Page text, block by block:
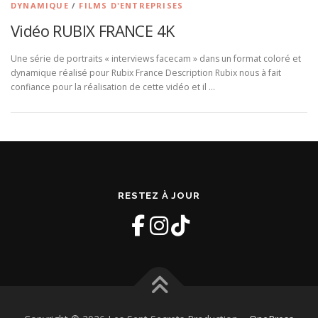
DYNAMIQUE / FILMS D'ENTREPRISES
Vidéo RUBIX FRANCE 4K
Une série de portraits « interviews facecam » dans un format coloré et
dynamique réalisé pour Rubix France Description Rubix nous à fait
confiance pour la réalisation de cette vidéo et il …
RESTEZ À JOUR